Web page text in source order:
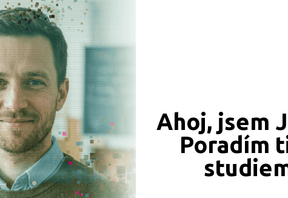
Ahoj, jsem
Poradím
Praha hlavní město (1)
ZÁZNAMY, PŘEFORMULUJTE PROSÍM VÁŠ DOTAZ
JSME TAM, KDE JSTE VY
Naše projekty